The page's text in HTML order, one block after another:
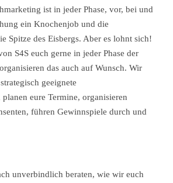
ist in jeder Phase, vor, bei und
ein Knochenjob und die
Spitze des Eisbergs. Aber es lohnt sich!
S4S euch gerne in jeder Phase der
das auch auf Wunsch. Wir
geeignete
eure Termine, organisieren
führen Gewinnspiele durch und
unverbindlich beraten, wie wir euch